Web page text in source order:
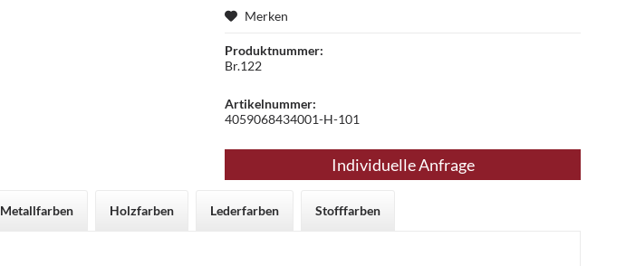
Merken
Produktnummer:
Br.122
Artikelnummer:
4059068434001-H-101
Individuelle Anfrage
Metallfarben Holzfarben Lederfarben Stofffarben